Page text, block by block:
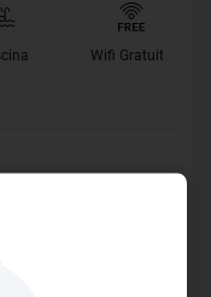
Wifi Gratuito
mar, praia de